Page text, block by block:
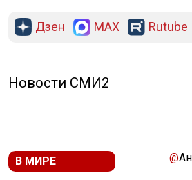
Дзен MAX Rutube
Новости СМИ2
В МИРЕ @